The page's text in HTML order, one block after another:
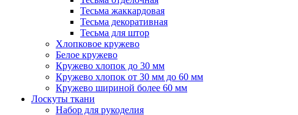
Тесьма жаккардовая
Тесьма декоративная
Тесьма для штор
Хлопковое кружево
Белое кружево
Кружево хлопок до 30 мм
Кружево хлопок от 30 мм до 60 мм
Кружево шириной более 60 мм
Лоскуты ткани
Набор для рукоделия